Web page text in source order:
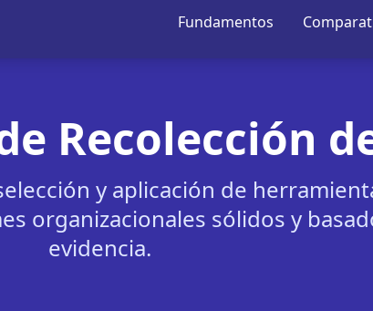
Fundamentos
Recolección
y aplicación de
organizacionales sólidos y
evidencia.